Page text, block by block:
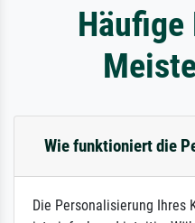
Häufige
Wie funktioniert die
Die Personalisierung Ihres